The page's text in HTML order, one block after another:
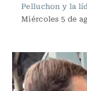
Pelluchon y la
Miércoles 5 de